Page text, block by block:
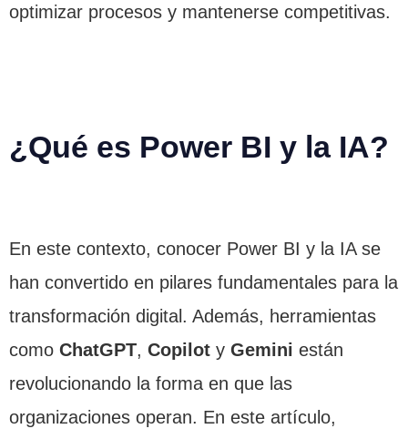
optimizar procesos y mantenerse competitivas.
¿Qué es Power BI y la IA?
En este contexto, conocer Power BI y la IA se
han convertido en pilares fundamentales para la
transformación digital. Además, herramientas
como ChatGPT, Copilot y Gemini están
revolucionando la forma en que las
organizaciones operan. En este artículo,